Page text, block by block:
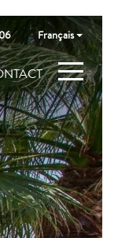
Français